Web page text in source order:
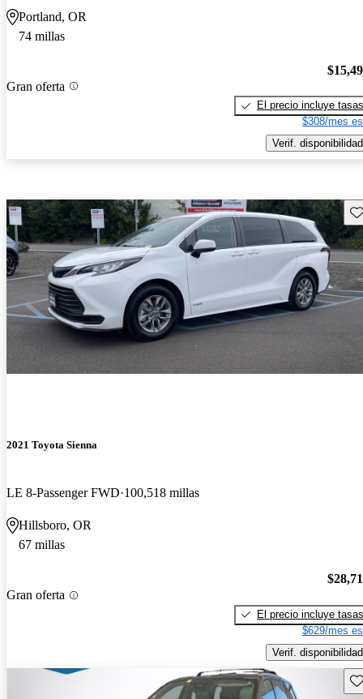
Portland, OR
74 millas
Gran oferta
El precio incluye tasas
$308/mes
Verif. disponibilidad
2021 Toyota Sienna
LE 8-Passenger FWD 100,518 millas
Hillsboro, OR
67 millas
Gran oferta
El precio incluye tasas
$629/mes
Verif. disponibilidad